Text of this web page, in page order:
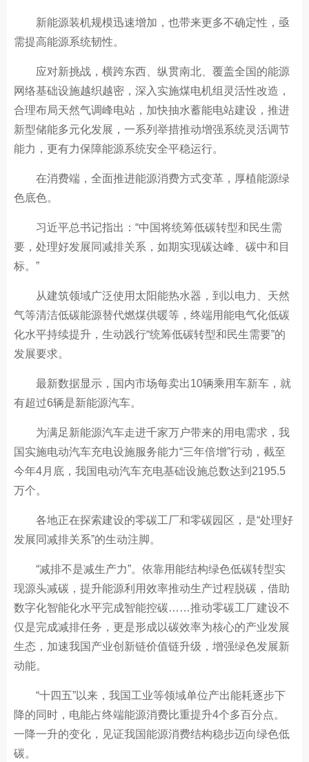
新能源装机规模迅速增加，也带来更多不确定性，亟
需提高能源系统韧性。
应对新挑战，横跨东西、纵贯南北、覆盖全国的能源
网络基础设施越织越密，深入实施煤电机组灵活性改造，
合理布局天然气调峰电站，加快抽水蓄能电站建设，推进
新型储能多元化发展，一系列举措推动增强系统灵活调节
能力，更有力保障能源系统安全平稳运行。
在消费端，全面推进能源消费方式变革，厚植能源绿
色底色。
习近平总书记指出：“中国将统筹低碳转型和民生需
要，处理好发展同减排关系，如期实现碳达峰、碳中和目
标。”
从建筑领域广泛使用太阳能热水器，到以电力、天然
气等清洁低碳能源替代燃煤供暖等，终端用能电气化低碳
化水平持续提升，生动践行“统筹低碳转型和民生需要”的
发展要求。
最新数据显示，国内市场每卖出10辆乘用车新车，就
有超过6辆是新能源汽车。
为满足新能源汽车走进千家万户带来的用电需求，我
国实施电动汽车充电设施服务能力“三年倍增”行动，截至
今年4月底，我国电动汽车充电基础设施总数达到2195.5
万个。
各地正在探索建设的零碳工厂和零碳园区，是“处理好
发展同减排关系”的生动注脚。
“减排不是减生产力”。依靠用能结构绿色低碳转型实
现源头减碳，提升能源利用效率推动生产过程脱碳，借助
数字化智能化水平完成智能控碳……推动零碳工厂建设不
仅是完成减排任务，更是形成以碳效率为核心的产业发展
生态，加速我国产业创新链价值链升级，增强绿色发展新
动能。
“十四五”以来，我国工业等领域单位产出能耗逐步下
降的同时，电能占终端能源消费比重提升4个多百分点。
一降一升的变化，见证我国能源消费结构稳步迈向绿色低
碳。